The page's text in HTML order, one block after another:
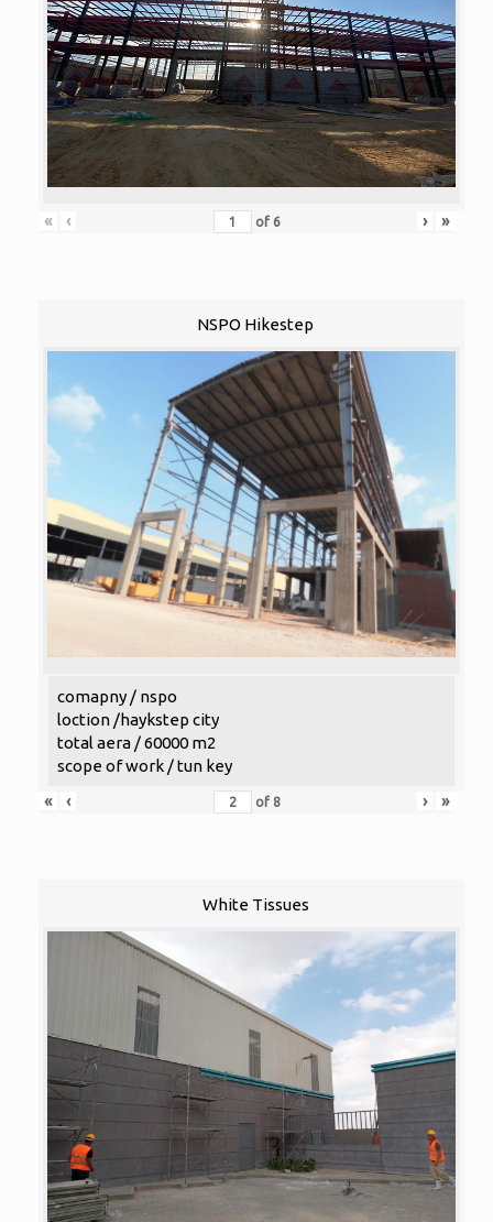
« ‹ of 6 › »
NSPO Hikestep
comapny / nspo
loction /haykstep city
total aera / 60000 m2
scope of work / tun key
«
‹ of 8 › »
White Tissues